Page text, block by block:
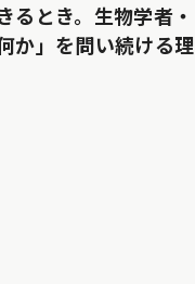
るとき。生物学者・
か」を問い続ける理